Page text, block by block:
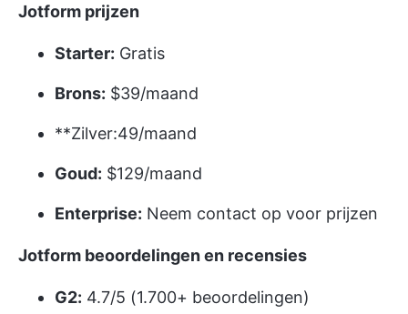
Jotform prijzen
Starter: Gratis
Brons: $39/maand
**Zilver:49/maand
Goud: $129/maand
Enterprise: Neem contact op voor prijzen
Jotform beoordelingen en recensies
G2: 4.7/5 (1.700+ beoordelingen)